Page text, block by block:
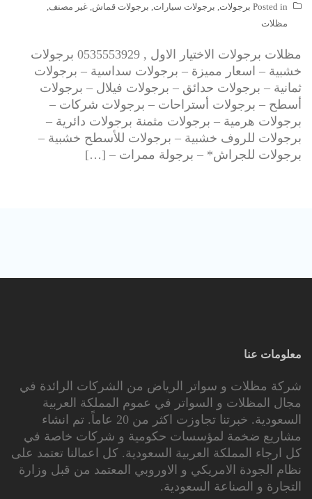
Posted in برجولات برجولات سيارات برجولات قماش غير مصنف
مظلات
مظلات برجولات الاختيار الاول , 0535553929 برجولات
خشبية – اسعار مميزة – برجولات سداسية – برجولات
ثمانية – برجولات حدائق – برجولات فيلال – برجولات
أسطح – برجولات أستراحات – برجولات شركات –
برجولات هرمية – برجولات مثمنة برجولات دائرية –
برجولات للروف خشبية – برجولات للأسطح خشبية –
برجولات للجراش* – برجولة ممرات – […]
معلومات عنا
شركة مظلات و سواتر الرياض من الشركات الرائدة في
مجال المظلات و السواتر في عموم المملكة العربية
السعودية. خبرتنا تجاوزت اكثر من 20 عاماً. تم انشاء
مشاريع ضخمة لمؤسسات حكومية و شركات خاصة في
كل ارجاء المملكة العربية السعودية. كل اعمالنا تعتمد على
نظام الجودة الامريكي و الاوروبي المعتمد من قبل وزارة
التجارة و الصناعة السعودية.